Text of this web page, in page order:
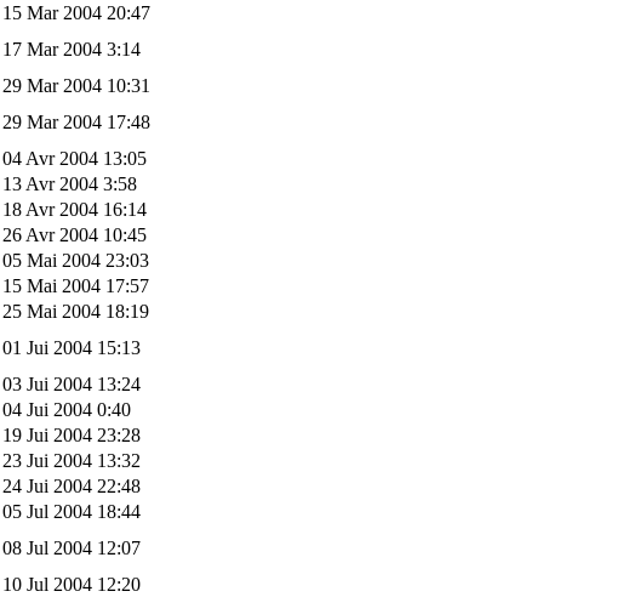
15 Mar 2004 20:47
17 Mar 2004 3:14
29 Mar 2004 10:31
29 Mar 2004 17:48
04 Avr 2004 13:05
13 Avr 2004 3:58
18 Avr 2004 16:14
26 Avr 2004 10:45
05 Mai 2004 23:03
15 Mai 2004 17:57
25 Mai 2004 18:19
01 Jui 2004 15:13
03 Jui 2004 13:24
04 Jui 2004 0:40
19 Jui 2004 23:28
23 Jui 2004 13:32
24 Jui 2004 22:48
05 Jul 2004 18:44
08 Jul 2004 12:07
10 Jul 2004 12:20